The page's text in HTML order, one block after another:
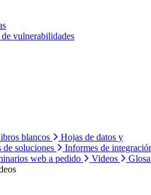
vulnerabilidades
blancos
Hojas de datos y
de soluciones
Informes de
web a pedido Videos